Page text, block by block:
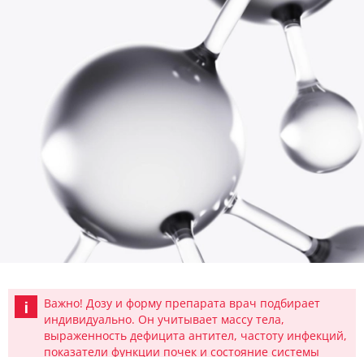
Важно! Дозу и форму препарата врач подбирает
индивидуально. Он учитывает массу тела,
выраженность дефицита антител, частоту инфекций,
показатели функции почек и состояние системы